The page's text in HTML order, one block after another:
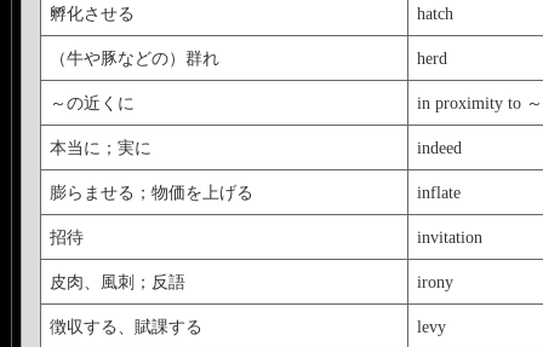
孵化させる hatch
（牛や豚などの）群れ herd
～の近くに in proximity to ～
本当に；実に indeed
膨らませる；物価を上げる inflate
招待 invitation
皮肉、風刺；反語 irony
徴収する、賦課する levy